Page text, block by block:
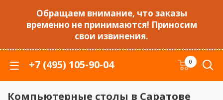
Обращаем внимание, что заказы
временно не принимаются! Приносим
свои извинения.
+7 (495) 105-90-04 0
Компьютерные столы в Саратове